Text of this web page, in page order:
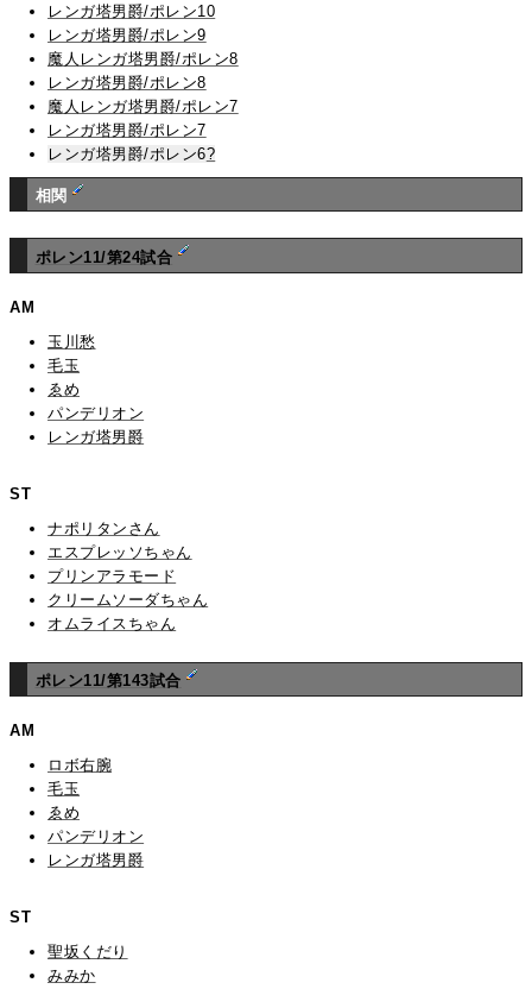
レンガ塔男爵/ポレン10
レンガ塔男爵/ポレン9
魔人レンガ塔男爵/ポレン8
レンガ塔男爵/ポレン8
魔人レンガ塔男爵/ポレン7
レンガ塔男爵/ポレン7
レンガ塔男爵/ポレン6?
相関
ポレン11/第24試合
AM
玉川愁
毛玉
ゑめ
パンデリオン
レンガ塔男爵
ST
ナポリタンさん
エスプレッソちゃん
プリンアラモード
クリームソーダちゃん
オムライスちゃん
ポレン11/第143試合
AM
ロボ右腕
毛玉
ゑめ
パンデリオン
レンガ塔男爵
ST
聖坂くだり
みみか